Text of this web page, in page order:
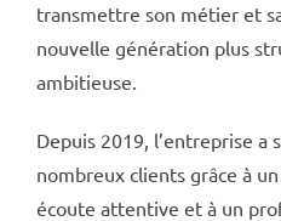
transmettre son métier et
nouvelle génération plus
ambitieuse.
Depuis 2019, l’entreprise a
nombreux clients grâce à
écoute attentive et à un